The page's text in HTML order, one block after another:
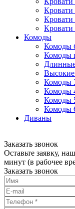
Комоды
Комоды
Комоды
Комоды
Комоды
Комоды
Комоды
Диваны
Заказать звонок
Оставьте заявку,
минут (в рабочее
Заказать звонок